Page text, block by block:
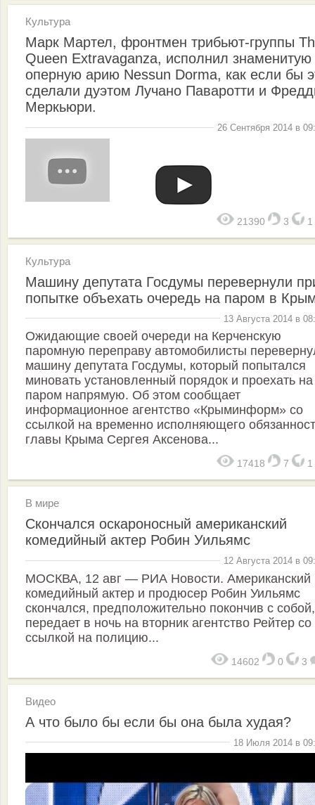
Культура
Марк Мартел, фронтмен трибьют-группы
Queen Extravaganza, исполнил знаменитую
оперную арию Nessun Dorma, как если бы
сделали дуэтом Лучано Паваротти и
Меркьюри.
26 Сентября 2014 в
21390 3 1
Культура
Машину депутата Госдумы перевернули
попытке объехать очередь на паром в
13 Августа 2014 в
Ожидающие своей очереди на Керченскую
паромную переправу автомобилисты
машину депутата Госдумы, который попытался
миновать установленный порядок и проехать на
паром напрямую. Об этом сообщает
информационное агентство «Крыминформ» со
ссылкой на временно исполняющего
главы Крыма Сергея Аксенова...
17418 7 1
В мире
Скончался оскароносный американский
комедийный актер Робин Уильямс
12 Августа 2014 в
МОСКВА, 12 авг — РИА Новости. Американский
комедийный актер и продюсер Робин Уильямс
скончался, предположительно покончив с собой,
передает в ночь на вторник агентство Рейтер со
ссылкой на полицию...
14602 0 3
Видео
А что было бы если бы она была худая?
18 Июля 2014 в